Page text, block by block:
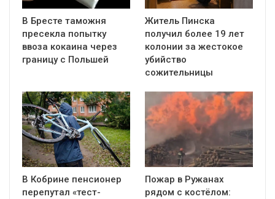
В Бресте таможня
пресекла попытку
ввоза кокаина через
границу с Польшей
Житель Пинска
получил более 19 лет
колонии за жестокое
убийство
сожительницы
В Кобрине пенсионер
перепутал «тест-
Пожар в Ружанах
рядом с костёлом: